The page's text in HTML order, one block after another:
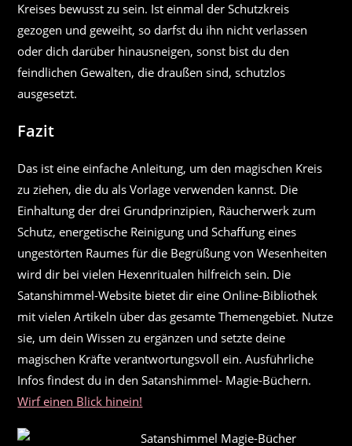
Kreises bewusst zu sein. Ist einmal der Schutzkreis
gezogen und geweiht, so darfst du ihn nicht verlassen
oder dich darüber hinausneigen, sonst bist du den
feindlichen Gewalten, die draußen sind, schutzlos
ausgesetzt.
Fazit
Das ist eine einfache Anleitung, um den magischen Kreis
zu ziehen, die du als Vorlage verwenden kannst. Die
Einhaltung der drei Grundprinzipien, Räucherwerk zum
Schutz, energetische Reinigung und Schaffung eines
ungestörten Raumes für die Begrüßung von Wesenheiten
wird dir bei vielen Hexenritualen hilfreich sein. Die
Satanshimmel-Website bietet dir eine Online-Bibliothek
mit vielen Artikeln über das gesamte Themengebiet. Nutze
sie, um dein Wissen zu ergänzen und setzte deine
magischen Kräfte verantwortungsvoll ein. Ausführliche
Infos findest du in den Satanshimmel- Magie-Büchern.
Wirf einen Blick hinein!